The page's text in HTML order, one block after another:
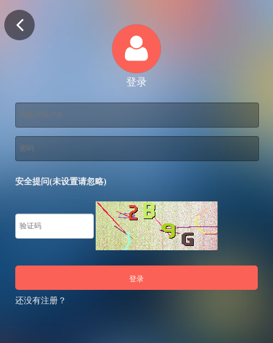
登录
安全提问(未设置请忽略)
登录
还没有注册？